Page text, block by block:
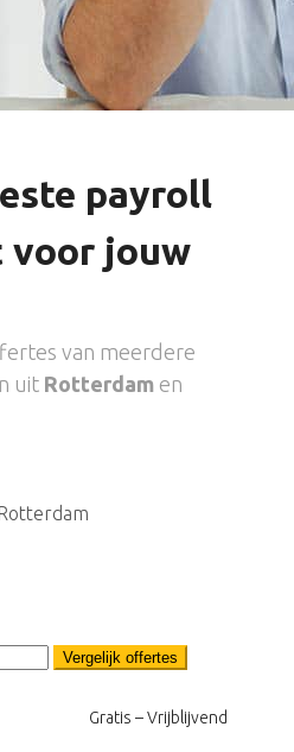
payroll
voor jouw
van meerdere
uit Rotterdam en
Vergelijk offertes
Gratis – Vrijblijvend